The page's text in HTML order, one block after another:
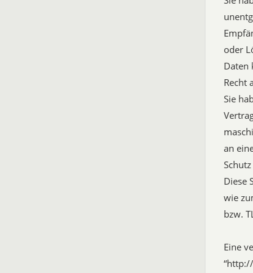
oder
Daten
Recht
Sie
an
Diese
wie
bzw.
Eine